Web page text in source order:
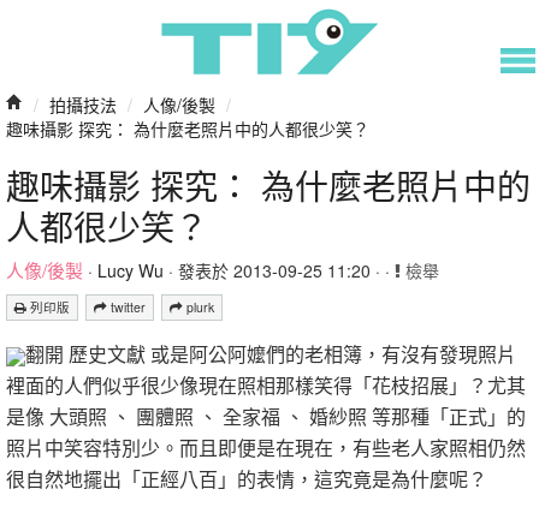
/ 拍攝技法 / 人像/後製 /
趣味攝影 探究： 為什麼老照片中的人都很少笑？
趣味攝影 探究： 為什麼老照片中的
人都很少笑？
人像/後製 · Lucy Wu · 發表於 2013-09-25 11:20 · · 檢舉
列印版 twitter plurk
翻開 歷史文獻 或是阿公阿嬤們的老相簿，有沒有發現照片
裡面的人們似乎很少像現在照相那樣笑得「花枝招展」？尤其
是像 大頭照 、 團體照 、 全家福 、 婚紗照 等那種「正式」的
照片中笑容特別少。而且即便是在現在，有些老人家照相仍然
很自然地擺出「正經八百」的表情，這究竟是為什麼呢？